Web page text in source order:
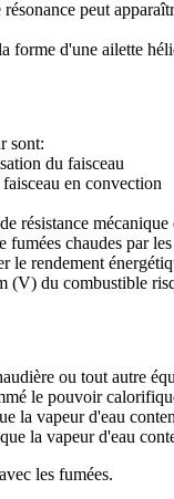
peut
d'une ailette
sont:
du faisceau
en convection
résistance mécanique
chaudes par
le rendement
du combustible
ou tout autre
le pouvoir
vapeur d'eau
la vapeur d'eau
les fumées.